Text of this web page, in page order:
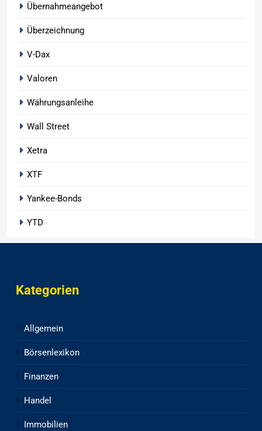
Übernahmeangebot
Überzeichnung
V-Dax
Valoren
Währungsanleihe
Wall Street
Xetra
XTF
Yankee-Bonds
YTD
Kategorien
Allgemein
Börsenlexikon
Finanzen
Handel
Immobilien